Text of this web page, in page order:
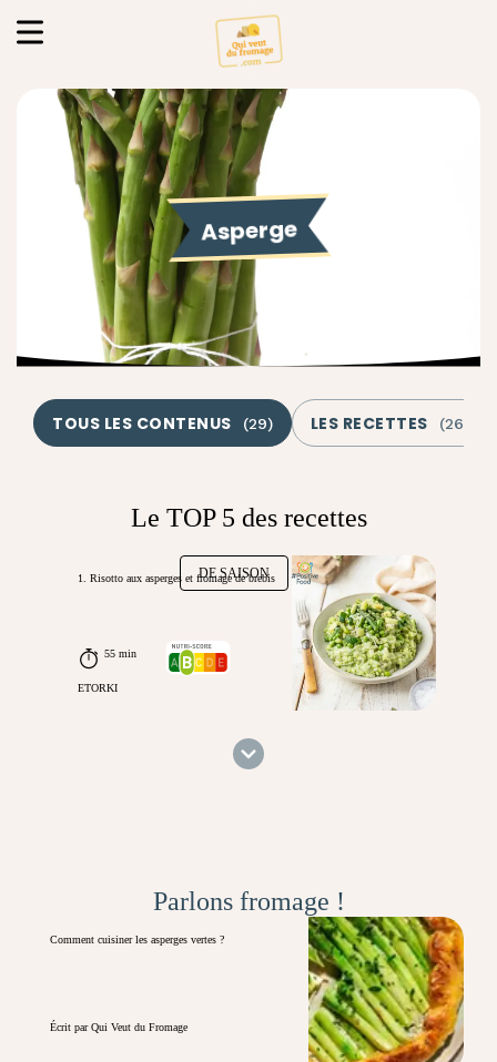
Asperge
TOUS LES CONTENUS (29) LES RECETTES (26
Le TOP 5 des recettes
DE SAISON
1. Risotto aux asperges et fromage de brebis
55 min
ETORKI
Parlons fromage !
Comment cuisiner les asperges vertes ?
Écrit par Qui Veut du Fromage